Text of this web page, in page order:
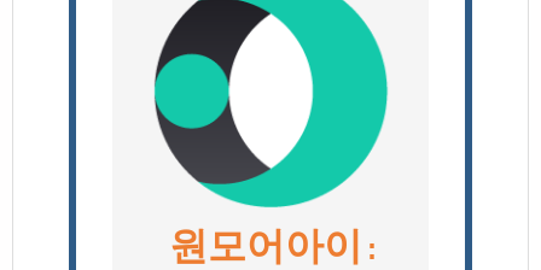
원모어아이
: